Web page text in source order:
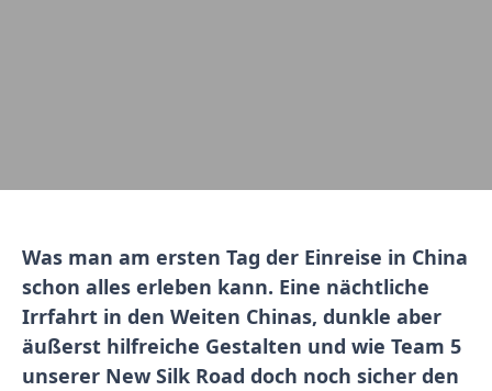
Was man am ersten Tag der Einreise in China
schon alles erleben kann. Eine nächtliche
Irrfahrt in den Weiten Chinas, dunkle aber
äußerst hilfreiche Gestalten und wie Team 5
unserer New Silk Road doch noch sicher den